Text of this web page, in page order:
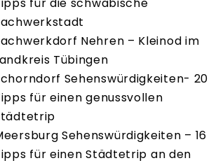
Nehren – Kleinod im
Tübingen
Sehenswürdigkeiten- 20
für einen genussvollen
Sehenswürdigkeiten – 16
für einen Städtetrip an den